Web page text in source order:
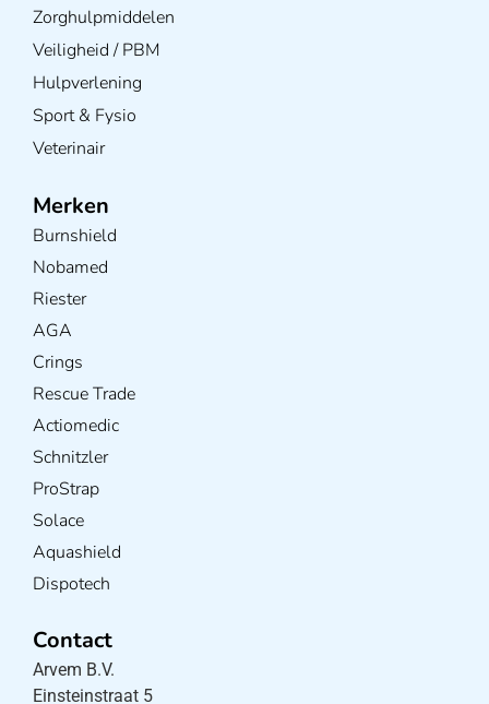
Zorghulpmiddelen
Veiligheid / PBM
Hulpverlening
Sport & Fysio
Veterinair
Merken
Burnshield
Nobamed
Riester
AGA
Crings
Rescue Trade
Actiomedic
Schnitzler
ProStrap
Solace
Aquashield
Dispotech
Contact
Arvem B.V.
Einsteinstraat 5